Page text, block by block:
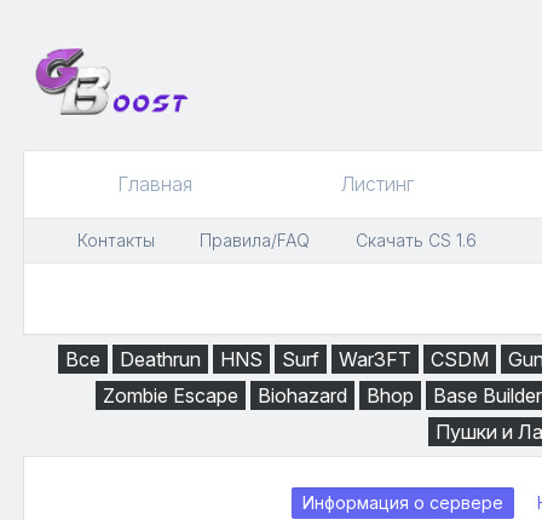
Главная Листинг
Контакты Правила/FAQ Скачать CS 1.6
Все Deathrun HNS Surf War3FT CSDM
Zombie Escape
Biohazard Bhop
Base Builder
Пушки и
Информация о сервере